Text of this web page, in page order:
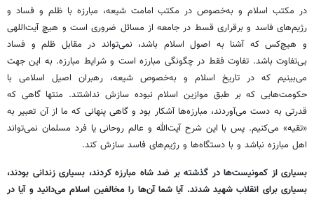
در مکتب اسلام و به‌خصوص در مکتب امامت شیعه، مبارزه با ظلم و فساد و
رژیم‌های فاسد و برقراری قسط در جامعه از مسائل ضروری است و هیچ آیت‌اللهی
و هیچ‌کس که آشنا به اصول اسلام باشد، نمی‌تواند در مقابل ظلم و فساد
بی‌تفاوت باشد. تفاوت فقط در چگونگی مبارزه است و شرایط مبارزه. به این جهت
می‌بینیم که در تاریخ اسلام و به‌خصوص شیعه، رهبران اصیل اسلامی با
حکومت‌هایی که بر طبق موازین اسلام نبوده سازش نداشتند. منتها گاهی که
قدرتی به دست می‌آوردند، مبارزه‌ها آشکار بود و گاهی پنهانی که ما از آن تعبیر به
«تقیه» می‌کنیم. پس با این شرح آیت‌الله و عالم روحانی یا فرد مسلمان نمی‌تواند
اهل مبارزه نباشد و با دستگاه‌ها و رژیم‌های فاسد سازش کند.
بسیاری از کمونیست‌ها در گذشته بر ضد شاه مبارزه کردند،‌ بسیاری زندانی بودند،
بسیاری برای انقلاب شهید شدند. آیا شما آن‌ها را مخالفین اسلام می‌دانید و آیا در